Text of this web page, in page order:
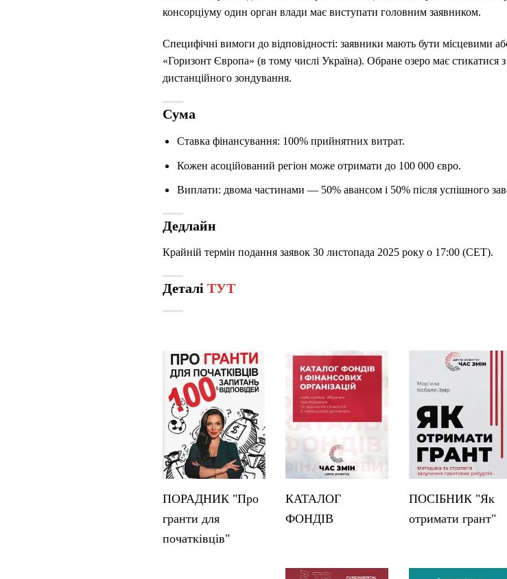
консорціуму один орган влади має виступати головним заявником.
Специфічні вимоги до відповідності: заявники мають бути місцевими
«Горизонт Європа» (в тому числі Україна). Обране озеро має стикатися
дистанційного зондування.
Сума
Ставка фінансування: 100% прийнятних витрат.
Кожен асоційований регіон може отримати до 100 000 євро.
Виплати: двома частинами — 50% авансом і 50% після успішного
Дедлайн
Крайній термін подання заявок 30 листопада 2025 року о 17:00 (CET).
Деталі ТУТ
ПОРАДНИК "Про
гранти для
початківців"
КАТАЛОГ
ФОНДІВ
ПОСІБНИК "Як
отримати грант"